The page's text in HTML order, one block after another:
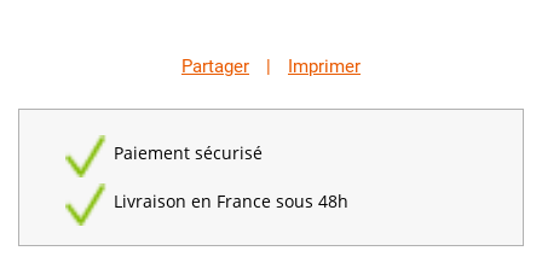
Partager | Imprimer
Paiement sécurisé
Livraison en France sous 48h